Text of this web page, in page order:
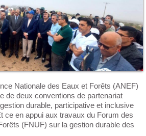
de deux conventions de partenariat
durable, participative et inclusive
ce en appui aux travaux du Forum des
(FNUF) sur la gestion durable des